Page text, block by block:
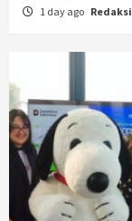
1 day ago Redaksi